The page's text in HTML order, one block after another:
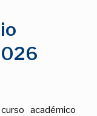
académico